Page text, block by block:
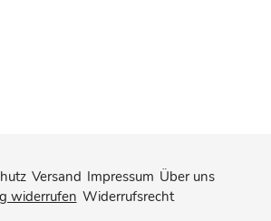
Versand Impressum Über uns
widerrufen Widerrufsrecht